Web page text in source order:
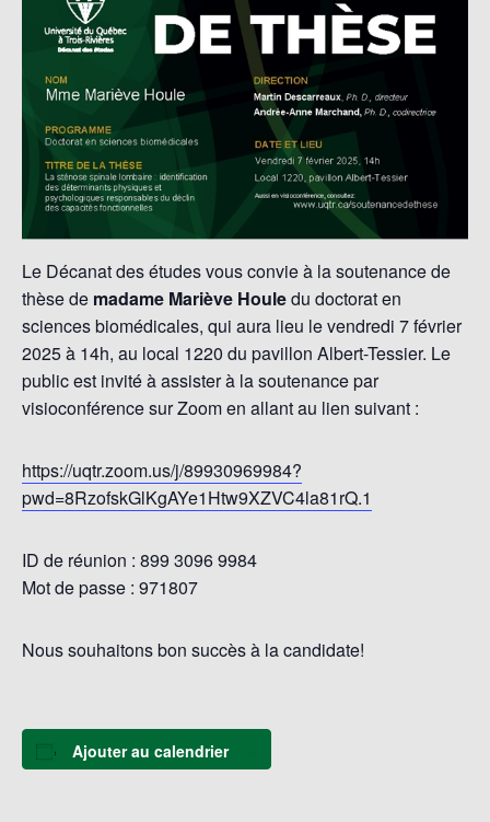
Le Décanat des études vous convie à la soutenance de
thèse de madame Mariève Houledu doctorat en
sciences biomédicales, qui aura lieu le vendredi 7 février
2025 à 14h, au local 1220 du pavillon Albert-Tessier. Le
public est invité à assister à la soutenance par
visioconférence sur Zoom en allant au lien suivant :
https://uqtr.zoom.us/j/89930969984?
pwd=8RzofskGlKgAYe1Htw9XZVC4la81rQ.1
ID de réunion : 899 3096 9984
Mot de passe : 971807
Nous souhaitons bon succès à la candidate!
Ajouter au calendrier